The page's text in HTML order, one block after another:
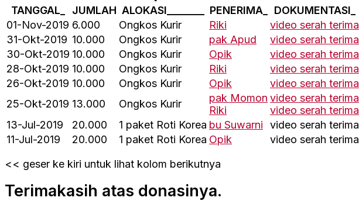
TANGGAL_ JUMLAH ALOKASI________ PENERIMA_
DOKUMENTASI_
01-Nov-2019 6.000 Ongkos Kurir Riki
video serah terima
31-Okt-2019 10.000 Ongkos Kurir pak Apud
video serah terima
30-Okt-2019 10.000 Ongkos Kurir Opik
video serah terima
28-Okt-2019 10.000 Ongkos Kurir Riki
video serah terima
26-Okt-2019 10.000 Ongkos Kurir Opik
video serah terima
25-Okt-2019 13.000 Ongkos Kurir
pak Momon
Riki
video serah terima
video serah terima
13-Jul-2019
20.000 1 paket Roti Korea bu Suwarni
video serah terima
11-Jul-2019
20.000 1 paket Roti Korea Opik
video serah terima
<< geser ke kiri untuk lihat kolom berikutnya
Terimakasih atas donasinya.